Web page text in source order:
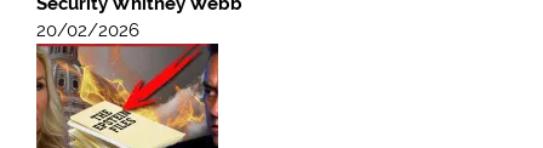
20/02/2026